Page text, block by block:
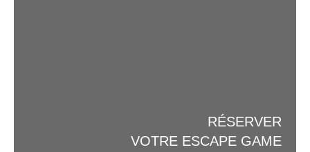
RÉSERVER
VOTRE ESCAPE GAME